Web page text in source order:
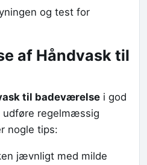
og test for
af Håndvask til
til badeværelse i god
udføre regelmæssig
nogle tips:
jævnligt med milde